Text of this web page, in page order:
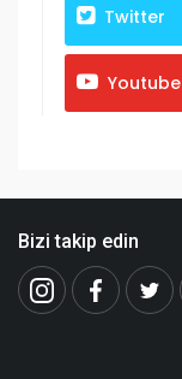
Twitter
Youtube
Bizi takip edin